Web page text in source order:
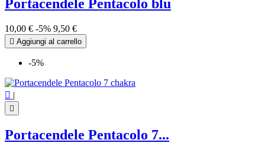
Portacendele Pentacolo blu
10,00 € -5% 9,50 €
 Aggiungi al carrello
-5%
 |

Portacendele Pentacolo 7...